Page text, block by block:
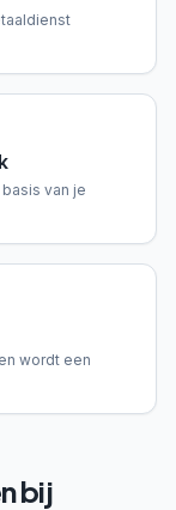
van je
wordt een
bij